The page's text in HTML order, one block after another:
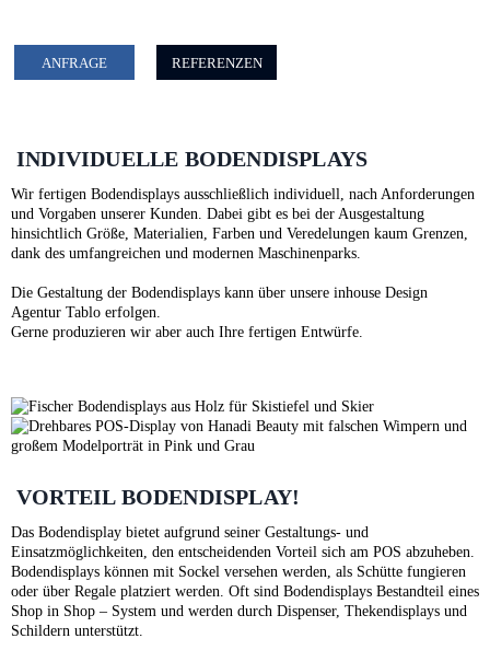
ANFRAGE REFERENZEN
INDIVIDUELLE BODENDISPLAYS
Wir fertigen Bodendisplays ausschließlich individuell, nach Anforderungen
und Vorgaben unserer Kunden. Dabei gibt es bei der Ausgestaltung
hinsichtlich Größe, Materialien, Farben und Veredelungen kaum Grenzen,
dank des umfangreichen und modernen Maschinenparks.
Die Gestaltung der Bodendisplays kann über unsere inhouse Design
Agentur Tablo erfolgen.
Gerne produzieren wir aber auch Ihre fertigen Entwürfe.
VORTEIL BODENDISPLAY!
Das Bodendisplay bietet aufgrund seiner Gestaltungs- und
Einsatzmöglichkeiten, den entscheidenden Vorteil sich am POS abzuheben.
Bodendisplays können mit Sockel versehen werden, als Schütte fungieren
oder über Regale platziert werden. Oft sind Bodendisplays Bestandteil eines
Shop in Shop – System und werden durch Dispenser, Thekendisplays und
Schildern unterstützt.